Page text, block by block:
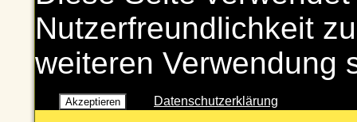
Nutzerfreundlichkeit
weiteren Verwendung
Akzeptieren Datenschutzerklärung